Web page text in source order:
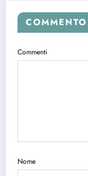
Commenti
Nome